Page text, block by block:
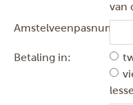
van
Amstelveenpasnummer:
Betaling in: